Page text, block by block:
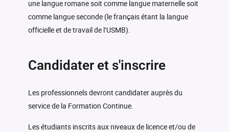
une langue romane soit comme langue maternelle soit
comme langue seconde (le français étant la langue
officielle et de travail de l’USMB).
Candidater et s'inscrire
Les professionnels devront candidater auprès du
service de la Formation Continue.
Les étudiants inscrits aux niveaux de licence et/ou de